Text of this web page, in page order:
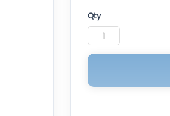
Qty